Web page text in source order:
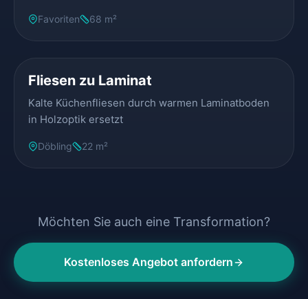
Favoriten 68 m²
Fliesen zu Laminat
Kalte Küchenfliesen durch warmen Laminatboden
in Holzoptik ersetzt
Döbling 22 m²
Möchten Sie auch eine Transformation?
Kostenloses Angebot anfordern